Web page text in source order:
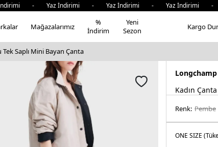
- Yaz İndirimi - Yaz İndirimi - Yaz İndirimi
Mağazalarımız
%
İndirim
Yeni
Sezon
Kargo
Saplı Mini Bayan Çanta
Longchamp
Kadın Çanta
Renk: pembe